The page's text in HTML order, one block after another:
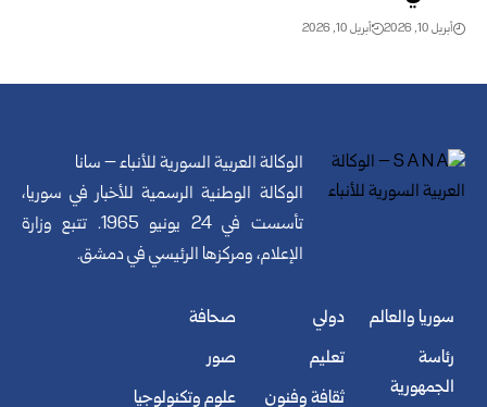
أبريل 10, 2026 أبريل 10, 2026
الوكالة العربية السورية للأنباء – سانا
الوكالة الوطنية الرسمية للأخبار في سوريا،
تأسست في 24 يونيو 1965. تتبع وزارة
الإعلام، ومركزها الرئيسي في دمشق.
سوريا والعالم
رئاسة
الجمهورية
دولي
تعليم
ثقافة وفنون
صحافة
صور
علوم وتكنولوجيا